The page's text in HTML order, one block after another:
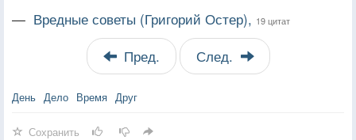
— Вредные советы (Григорий Остер), 19 цитат
Пред. След.
День Дело Время Друг
Сохранить